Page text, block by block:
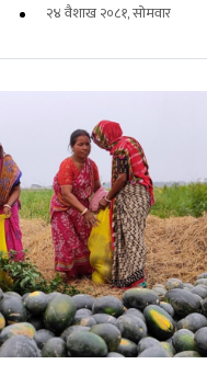
२४ वैशाख २०८१, सोमवार